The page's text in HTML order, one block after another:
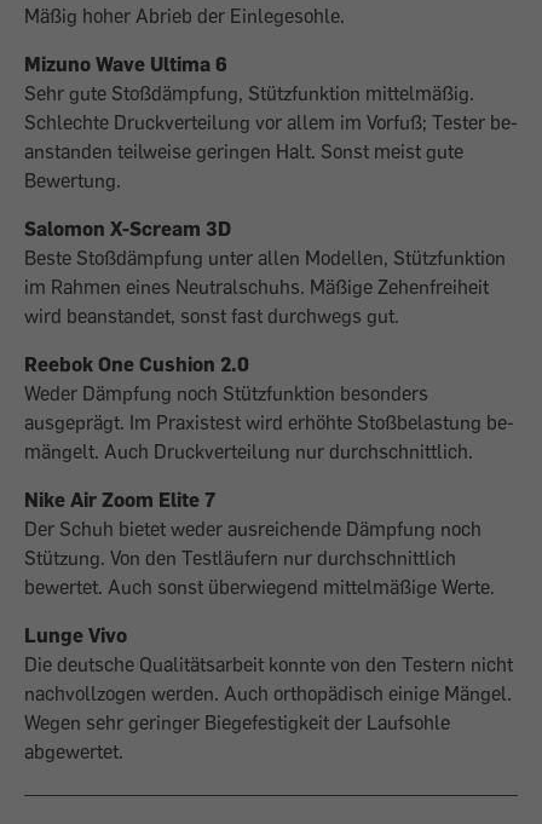
Mäßig hoher Abrieb der Einlegesohle.
Mizuno Wave Ultima 6
Sehr gute Stoßdämpfung, Stützfunktion mittelmäßig.
Schlechte Druckverteilung vor allem im Vorfuß; Tester be­
anstanden teil­weise geringen Halt. Sonst meist gute
Bewertung.
Salomon X-Scream 3D
Beste Stoßdämpfung unter allen Modellen, Stützfunktion
im Rahmen eines Neutralschuhs. Mäßige Zehenfreiheit
wird beanstandet, sonst fast durchwegs gut.
Reebok One Cushion 2.0
Weder Dämpfung noch Stützfunktion be­sonders
ausgeprägt. Im Praxistest wird erhöhte Stoßbelas­tung be­
män­gelt. Auch Druckverteilung nur durchschnittlich.
Nike Air Zoom Elite 7
Der Schuh bietet weder ausreichende Dämpfung noch
Stützung. Von den Testläufern nur durchschnittlich
bewertet. Auch sonst überwiegend mittelmäßige Werte.
Lunge Vivo
Die deutsche Qualitätsarbeit konnte von den Testern nicht
nachvollzogen werden. Auch orthopädisch einige Mängel.
Wegen sehr geringer Biege­fes­tigkeit der Laufsohle
abgewertet.